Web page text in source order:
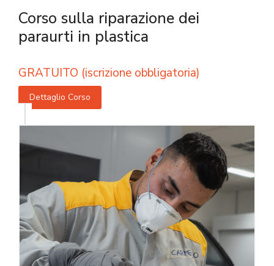
Corso sulla riparazione dei
paraurti in plastica
GRATUITO (iscrizione obbligatoria)
Dettaglio Corso